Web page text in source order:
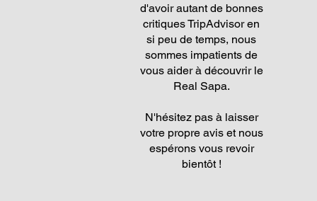
d'avoir autant de bonnes
critiques TripAdvisor en
si peu de temps, nous
sommes impatients de
vous aider à découvrir le
Real Sapa.
N'hésitez pas à laisser
votre propre avis et nous
espérons vous revoir
bientôt !